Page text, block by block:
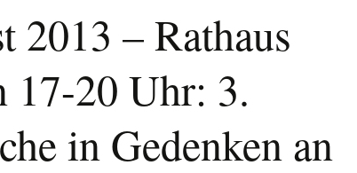
2013 – Rathaus
17-20 Uhr: 3.
in Gedenken an